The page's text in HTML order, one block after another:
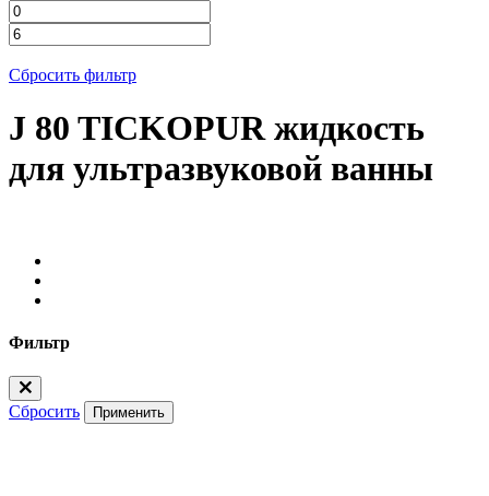
Сбросить фильтр
J 80 TICKOPUR жидкость
для ультразвуковой ванны
Фильтр
Сбросить Применить